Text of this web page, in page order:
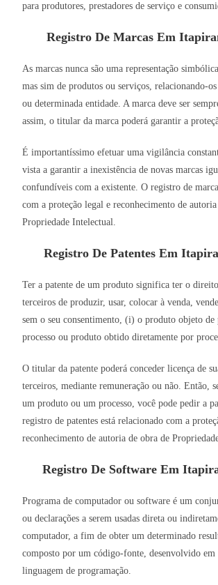
para produtores, prestadores de serviço e
Registro De Marcas Em
As marcas nunca são uma representação
mas sim de produtos ou serviços, relacionando-
ou determinada entidade. A marca deve ser
assim, o titular da marca poderá garantir a
É importantíssimo efetuar uma vigilância
vista a garantir a inexistência de novas marcas
confundíveis com a existente. O registro de
com a proteção legal e reconhecimento de
Propriedade Intelectual.
Registro De Patentes Em
Ter a patente de um produto significa ter o
terceiros de produzir, usar, colocar à venda,
sem o seu consentimento, (i) o produto objeto
processo ou produto obtido diretamente por
O titular da patente poderá conceder licença de
terceiros, mediante remuneração ou não. Então,
um produto ou um processo, você pode pedir a
registro de patentes está relacionado com a
reconhecimento de autoria de obra de
Registro De Software Em
Programa de computador ou software é um
ou declarações a serem usadas direta ou
computador, a fim de obter um determinado
composto por um código-fonte, desenvolvido em
linguagem de programação.